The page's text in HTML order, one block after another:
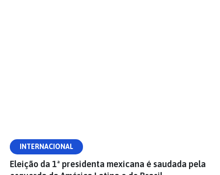
INTERNACIONAL
Eleição da 1ª presidenta mexicana é saudada pela